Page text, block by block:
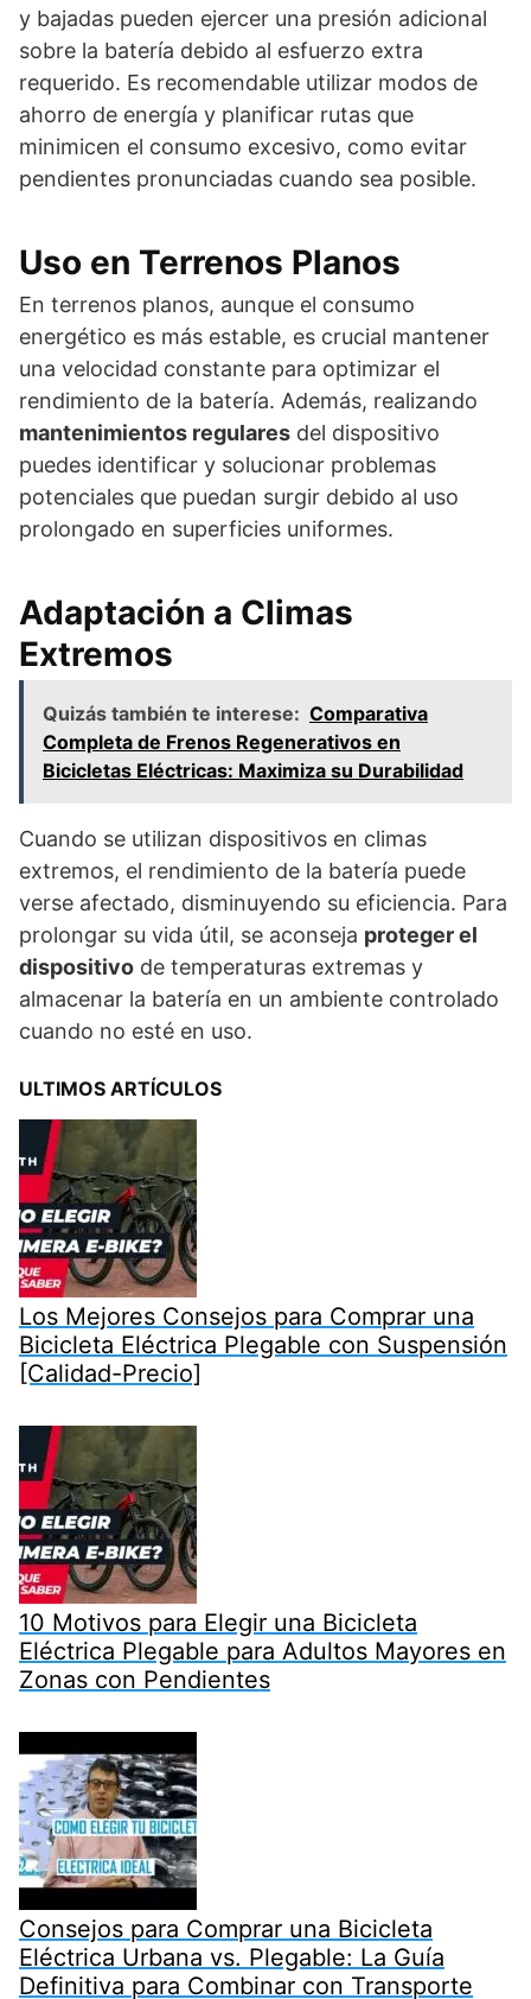
y bajadas pueden ejercer una presión adicional
sobre la batería debido al esfuerzo extra
requerido. Es recomendable utilizar modos de
ahorro de energía y planificar rutas que
minimicen el consumo excesivo, como evitar
pendientes pronunciadas cuando sea posible.
Uso en Terrenos Planos
En terrenos planos, aunque el consumo
energético es más estable, es crucial mantener
una velocidad constante para optimizar el
rendimiento de la batería. Además, realizando
mantenimientos regulares del dispositivo
puedes identificar y solucionar problemas
potenciales que puedan surgir debido al uso
prolongado en superficies uniformes.
Adaptación a Climas
Extremos
Quizás también te interese: Comparativa
Completa de Frenos Regenerativos en
Bicicletas Eléctricas: Maximiza su Durabilidad
Cuando se utilizan dispositivos en climas
extremos, el rendimiento de la batería puede
verse afectado, disminuyendo su eficiencia. Para
prolongar su vida útil, se aconseja proteger el
dispositivo de temperaturas extremas y
almacenar la batería en un ambiente controlado
cuando no esté en uso.
ULTIMOS ARTÍCULOS
Los Mejores Consejos para Comprar una
Bicicleta Eléctrica Plegable con Suspensión
[Calidad-Precio]
10 Motivos para Elegir una Bicicleta
Eléctrica Plegable para Adultos Mayores en
Zonas con Pendientes
Consejos para Comprar una Bicicleta
Eléctrica Urbana vs. Plegable: La Guía
Definitiva para Combinar con Transporte